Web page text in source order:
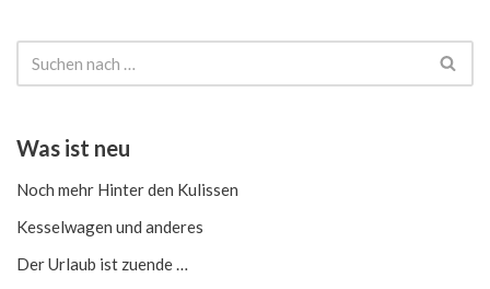
Was ist neu
Noch mehr Hinter den Kulissen
Kesselwagen und anderes
Der Urlaub ist zuende …